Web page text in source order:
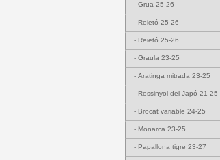
- Grua 25-26
- Reietó 25-26
- Reietó 25-26
- Graula 23-25
- Aratinga mitrada 23-25
- Rossinyol del Japó 21-25
- Brocat variable 24-25
- Monarca 23-25
- Papallona tigre 23-27